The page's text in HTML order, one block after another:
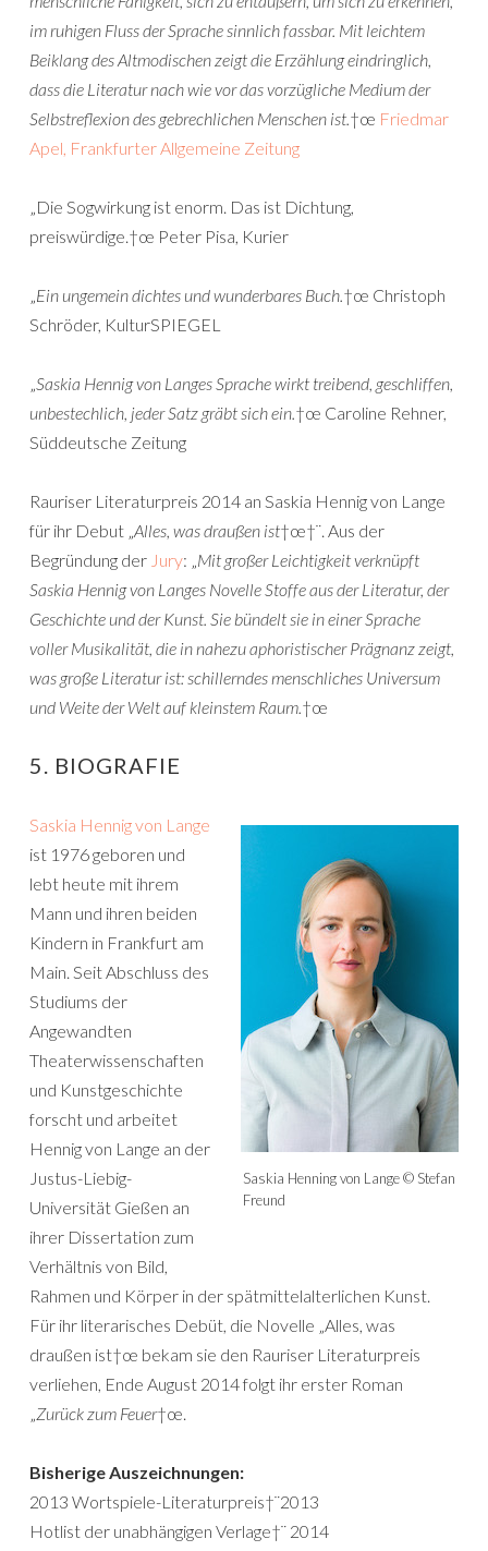
im ruhigen Fluss der Sprache sinnlich fassbar. Mit leichtem
Beiklang des Altmodischen zeigt die Erzählung eindringlich,
dass die Literatur nach wie vor das vorzügliche Medium der
Selbstreflexion des gebrechlichen Menschen ist.†œ Friedmar
Apel, Frankfurter Allgemeine Zeitung
„Die Sogwirkung ist enorm. Das ist Dichtung,
preiswürdige.†œ Peter Pisa, Kurier
„Ein ungemein dichtes und wunderbares Buch.†œ Christoph
Schröder, KulturSPIEGEL
„Saskia Hennig von Langes Sprache wirkt treibend, geschliffen,
unbestechlich, jeder Satz gräbt sich ein.†œ Caroline Rehner,
Süddeutsche Zeitung
Rauriser Literaturpreis 2014 an Saskia Hennig von Lange
für ihr Debut „Alles, was draußen ist†œ†¨. Aus der
Begründung der Jury: „Mit großer Leichtigkeit verknüpft
Saskia Hennig von Langes Novelle Stoffe aus der Literatur, der
Geschichte und der Kunst. Sie bündelt sie in einer Sprache
voller Musikalität, die in nahezu aphoristischer Prägnanz zeigt,
was große Literatur ist: schillerndes menschliches Universum
und Weite der Welt auf kleinstem Raum.†œ
5. BIOGRAFIE
Saskia Henning von Lange © Stefan
Freund
Saskia Hennig von Lange
ist 1976 geboren und
lebt heute mit ihrem
Mann und ihren beiden
Kindern in Frankfurt am
Main. Seit Abschluss des
Studiums der
Angewandten
Theaterwissenschaften
und Kunstgeschichte
forscht und arbeitet
Hennig von Lange an der
Justus-Liebig-
Universität Gießen an
ihrer Dissertation zum
Verhältnis von Bild,
Rahmen und Körper in der spätmittelalterlichen Kunst.
Für ihr literarisches Debüt, die Novelle „Alles, was
draußen ist†œ bekam sie den Rauriser Literaturpreis
verliehen, Ende August 2014 folgt ihr erster Roman
„Zurück zum Feuer†œ.
Bisherige Auszeichnungen:
2013 Wortspiele-Literaturpreis†¨2013
Hotlist der unabhängigen Verlage†¨ 2014